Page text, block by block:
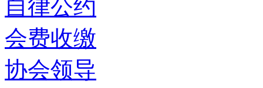
自律公约
会费收缴
协会领导